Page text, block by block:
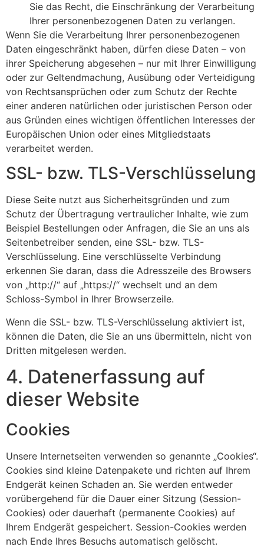
Sie das Recht, die Einschränkung der Verarbeitung
Ihrer personenbezogenen Daten zu verlangen.
Wenn Sie die Verarbeitung Ihrer personenbezogenen
Daten eingeschränkt haben, dürfen diese Daten – von
ihrer Speicherung abgesehen – nur mit Ihrer Einwilligung
oder zur Geltendmachung, Ausübung oder Verteidigung
von Rechtsansprüchen oder zum Schutz der Rechte
einer anderen natürlichen oder juristischen Person oder
aus Gründen eines wichtigen öffentlichen Interesses der
Europäischen Union oder eines Mitgliedstaats
verarbeitet werden.
SSL- bzw. TLS-Verschlüsselung
Diese Seite nutzt aus Sicherheitsgründen und zum
Schutz der Übertragung vertraulicher Inhalte, wie zum
Beispiel Bestellungen oder Anfragen, die Sie an uns als
Seitenbetreiber senden, eine SSL- bzw. TLS-
Verschlüsselung. Eine verschlüsselte Verbindung
erkennen Sie daran, dass die Adresszeile des Browsers
von „http://“ auf „https://“ wechselt und an dem
Schloss-Symbol in Ihrer Browserzeile.
Wenn die SSL- bzw. TLS-Verschlüsselung aktiviert ist,
können die Daten, die Sie an uns übermitteln, nicht von
Dritten mitgelesen werden.
4. Datenerfassung auf
dieser Website
Cookies
Unsere Internetseiten verwenden so genannte „Cookies“.
Cookies sind kleine Datenpakete und richten auf Ihrem
Endgerät keinen Schaden an. Sie werden entweder
vorübergehend für die Dauer einer Sitzung (Session-
Cookies) oder dauerhaft (permanente Cookies) auf
Ihrem Endgerät gespeichert. Session-Cookies werden
nach Ende Ihres Besuchs automatisch gelöscht.